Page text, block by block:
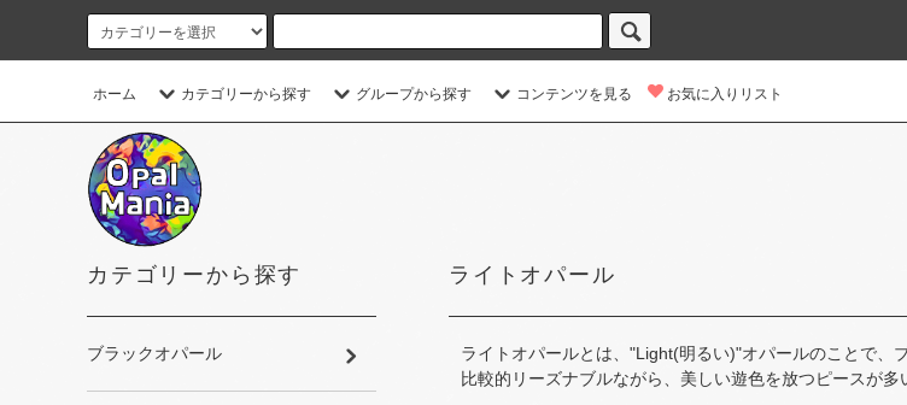
ホーム カテゴリーから探す グループから探す コンテンツを見る お気に入りリスト
ライトオパール
ライトオパールとは、​"Light​(明る​い​)"オパールの​ことで、​
比較的リーズナブルながら、​美しい​遊色を​放つ​ピースが​多
カテゴリーから探す
ブラックオパール